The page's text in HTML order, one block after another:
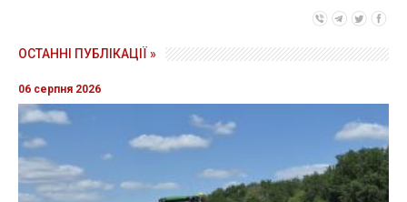
ОСТАННІ ПУБЛІКАЦІЇ »
06 серпня 2026